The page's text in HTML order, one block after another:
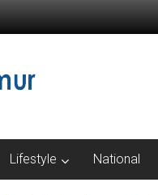
Lifestyle National